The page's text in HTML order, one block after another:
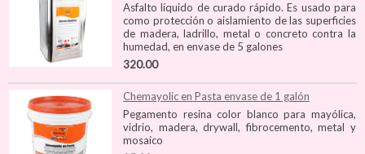
Asfalto líquido de curado rápido. Es usado para
como protección o aislamiento de las superficies
de madera, ladrillo, metal o concreto contra la
humedad, en envase de 5 galones
320.00
Chemayolic en Pasta envase de 1 galón
Pegamento resina color blanco para mayólica,
vidrio, madera, drywall, fibrocemento, metal y
mosaico